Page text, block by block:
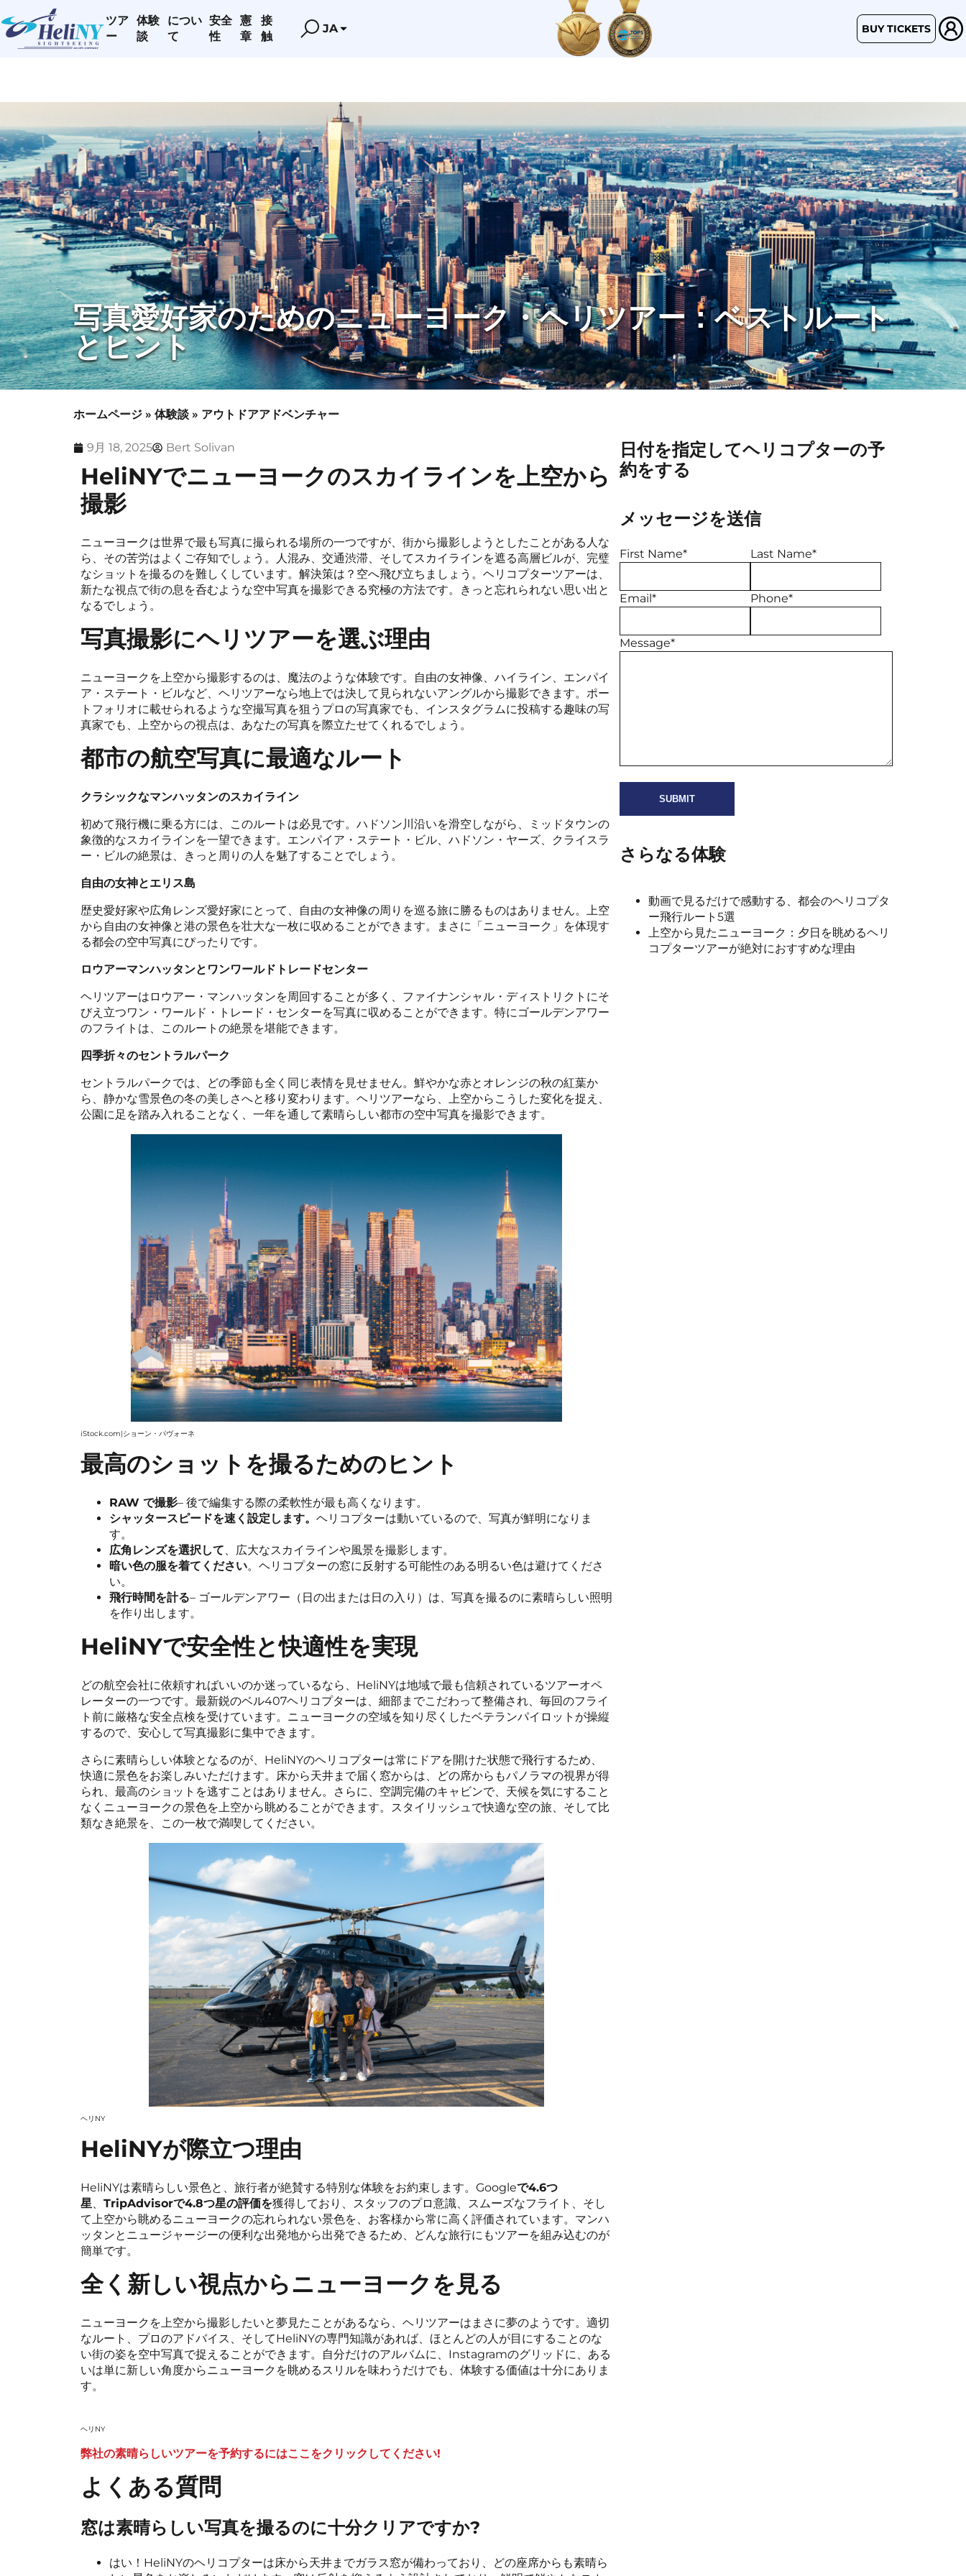
ツア
ー
体験
談
につい
て
安全
性
憲
章
接
触
JA BUY TICKETS
写真愛好家のためのニューヨーク・ヘリツアー：ベストルート
とヒント
ホームページ » 体験談 » アウトドアアドベンチャー
9月 18, 2025 Bert Solivan
HeliNYでニューヨークのスカイラインを上空から
撮影
ニューヨークは世界で最も写真に撮られる場所の一つですが、街から撮影しようとしたことがある人な
ら、その苦労はよくご存知でしょう。人混み、交通渋滞、そしてスカイラインを遮る高層ビルが、完璧
なショットを撮るのを難しくしています。解決策は？空へ飛び立ちましょう。ヘリコプターツアーは、
新たな視点で街の息を呑むような空中写真を撮影できる究極の方法です。きっと忘れられない思い出と
なるでしょう。
写真撮影にヘリツアーを選ぶ理由
ニューヨークを上空から撮影するのは、魔法のような体験です。自由の女神像、ハイライン、エンパイ
ア・ステート・ビルなど、ヘリツアーなら地上では決して見られないアングルから撮影できます。ポー
トフォリオに載せられるような空撮写真を狙うプロの写真家でも、インスタグラムに投稿する趣味の写
真家でも、上空からの視点は、あなたの写真を際立たせてくれるでしょう。
都市の航空写真に最適なルート
クラシックなマンハッタンのスカイライン
初めて飛行機に乗る方には、このルートは必見です。ハドソン川沿いを滑空しながら、ミッドタウンの
象徴的なスカイラインを一望できます。エンパイア・ステート・ビル、ハドソン・ヤーズ、クライスラ
ー・ビルの絶景は、きっと周りの人を魅了することでしょう。
自由の女神とエリス島
歴史愛好家や広角レンズ愛好家にとって、自由の女神像の周りを巡る旅に勝るものはありません。上空
から自由の女神像と港の景色を壮大な一枚に収めることができます。まさに「ニューヨーク」を体現す
る都会の空中写真にぴったりです。
ロウアーマンハッタンとワンワールドトレードセンター
ヘリツアーはロウアー・マンハッタンを周回することが多く、ファイナンシャル・ディストリクトにそ
びえ立つワン・ワールド・トレード・センターを写真に収めることができます。特にゴールデンアワー
のフライトは、このルートの絶景を堪能できます。
四季折々のセントラルパーク
セントラルパークでは、どの季節も全く同じ表情を見せません。鮮やかな赤とオレンジの秋の紅葉か
ら、静かな雪景色の冬の美しさへと移り変わります。ヘリツアーなら、上空からこうした変化を捉え、
公園に足を踏み入れることなく、一年を通して素晴らしい都市の空中写真を撮影できます。
iStock.com|ショーン・パヴォーネ
最高のショットを撮るためのヒント
RAW で撮影– 後で編集する際の柔軟性が最も高くなります。
シャッタースピードを速く設定します。 ヘリコプターは動いているので、写真が鮮明になりま
す。
広角レンズを選択して、広大なスカイラインや風景を撮影します。
暗い色の服を着てください。ヘリコプターの窓に反射する可能性のある明るい色は避けてくださ
い。
飛行時間を計る– ゴールデンアワー（日の出または日の入り）は、写真を撮るのに素晴らしい照明
を作り出します。
HeliNYで安全性と快適性を実現
どの航空会社に依頼すればいいのか迷っているなら、HeliNYは地域で最も信頼されているツアーオペ
レーターの一つです。最新鋭のベル407ヘリコプターは、細部までこだわって整備され、毎回のフライ
ト前に厳格な安全点検を受けています。ニューヨークの空域を知り尽くしたベテランパイロットが操縦
するので、安心して写真撮影に集中できます。
さらに素晴らしい体験となるのが、HeliNYのヘリコプターは常にドアを開けた状態で飛行するため、
快適に景色をお楽しみいただけます。床から天井まで届く窓からは、どの席からもパノラマの視界が得
られ、最高のショットを逃すことはありません。さらに、空調完備のキャビンで、天候を気にすること
なくニューヨークの景色を上空から眺めることができます。スタイリッシュで快適な空の旅、そして比
類なき絶景を、この一枚で満喫してください。
ヘリNY
HeliNYが際立つ理由
HeliNYは素晴らしい景色と、旅行者が絶賛する特別な体験をお約束します。Googleで4.6つ
星、 TripAdvisorで4.8つ星の評価を獲得しており、スタッフのプロ意識、スムーズなフライト、そし
て上空から眺めるニューヨークの忘れられない景色を、お客様から常に高く評価されています。マンハ
ッタンとニュージャージーの便利な出発地から出発できるため、どんな旅行にもツアーを組み込むのが
簡単です。
全く新しい視点からニューヨークを見る
ニューヨークを上空から撮影したいと夢見たことがあるなら、ヘリツアーはまさに夢のようです。適切
なルート、プロのアドバイス、そしてHeliNYの専門知識があれば、ほとんどの人が目にすることのな
い街の姿を空中写真で捉えることができます。自分だけのアルバムに、Instagramのグリッドに、ある
いは単に新しい角度からニューヨークを眺めるスリルを味わうだけでも、体験する価値は十分にありま
す。
ヘリNY
弊社の素晴らしいツアーを予約するにはここをクリックしてください!
よくある質問
窓は素晴らしい写真を撮るのに十分クリアですか?
はい！HeliNYのヘリコプターは床から天井までガラス窓が備わっており、どの座席からも素晴ら
日付を指定してヘリコプターの予
約をする
メッセージを送信
First Name* Last Name*
Email* Phone*
Message*
さらなる体験
動画で見るだけで感動する、都会のヘリコプタ
ー飛行ルート5選
上空から見たニューヨーク：夕日を眺めるヘリ
コプターツアーが絶対におすすめな理由